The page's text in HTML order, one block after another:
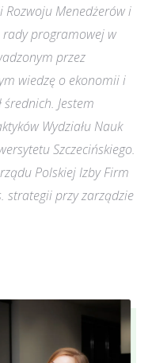
Rozwoju Menedżerów i
rady programowej w
przez
wiedzę o ekonomii i
średnich. Jestem
Wydziału Nauk
Szczecińskiego.
Polskiej Izby Firm
strategii przy zarządzie